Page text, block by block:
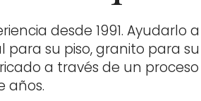
desde 1991. Ayudarlo a
su piso, granito para su
a través de un proceso
años.